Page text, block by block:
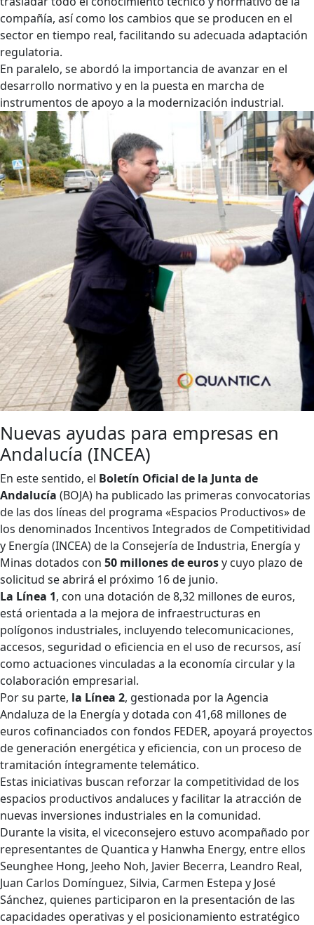
compañía, así como los cambios que se producen en el
sector en tiempo real, facilitando su adecuada adaptación
regulatoria.
En paralelo, se abordó la importancia de avanzar en el
desarrollo normativo y en la puesta en marcha de
instrumentos de apoyo a la modernización industrial.
Nuevas ayudas para empresas en
Andalucía (INCEA)
En este sentido, el Boletín Oficial de la Junta de
Andalucía (BOJA) ha publicado las primeras convocatorias
de las dos líneas del programa «Espacios Productivos» de
los denominados Incentivos Integrados de Competitividad
y Energía (INCEA) de la Consejería de Industria, Energía y
Minas dotados con 50 millones de eurosy cuyo plazo de
solicitud se abrirá el próximo 16 de junio.
La Línea 1, con una dotación de 8,32 millones de euros,
está orientada a la mejora de infraestructuras en
polígonos industriales, incluyendo telecomunicaciones,
accesos, seguridad o eficiencia en el uso de recursos, así
como actuaciones vinculadas a la economía circular y la
colaboración empresarial.
Por su parte, la Línea 2, gestionada por la Agencia
Andaluza de la Energía y dotada con 41,68 millones de
euros cofinanciados con fondos FEDER, apoyará proyectos
de generación energética y eficiencia, con un proceso de
tramitación íntegramente telemático.
Estas iniciativas buscan reforzar la competitividad de los
espacios productivos andaluces y facilitar la atracción de
nuevas inversiones industriales en la comunidad.
Durante la visita, el viceconsejero estuvo acompañado por
representantes de Quantica y Hanwha Energy, entre ellos
Seunghee Hong, Jeeho Noh, Javier Becerra, Leandro Real,
Juan Carlos Domínguez, Silvia, Carmen Estepa y José
Sánchez, quienes participaron en la presentación de las
capacidades operativas y el posicionamiento estratégico